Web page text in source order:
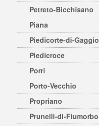
Petreto-Bicchisano
Piana
Piedicorte-di-Gaggio
Piedicroce
Porri
Porto-Vecchio
Propriano
Prunelli-di-Fiumorbo